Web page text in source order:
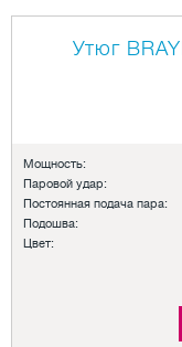
Утюг
Мощность:
Паровой удар:
Постоянная подача пара:
Подошва:
Цвет: